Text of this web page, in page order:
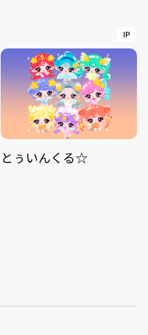
IP
とぅいんくる☆